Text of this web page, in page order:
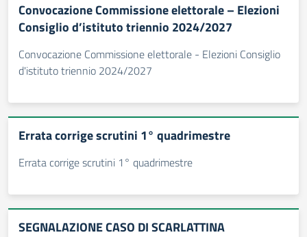
Convocazione Commissione elettorale – Elezioni
Consiglio d’istituto triennio 2024/2027
Convocazione Commissione elettorale - Elezioni Consiglio
d'istituto triennio 2024/2027
Errata corrige scrutini 1° quadrimestre
Errata corrige scrutini 1° quadrimestre
SEGNALAZIONE CASO DI SCARLATTINA